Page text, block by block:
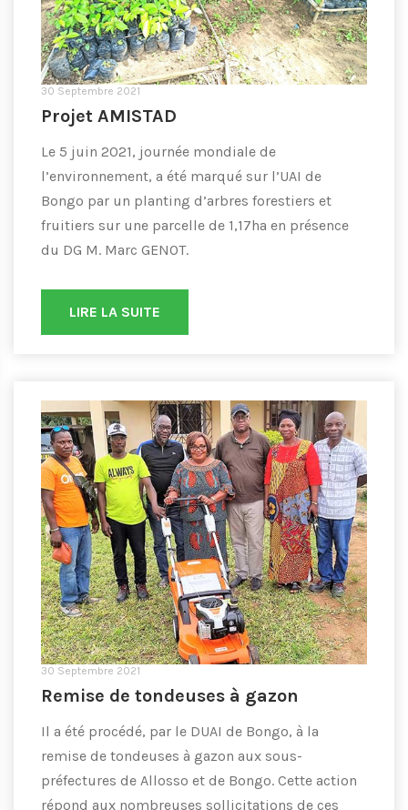
30 Septembre 2021
Projet AMISTAD
Le 5 juin 2021, journée mondiale de
l’environnement, a été marqué sur l’UAI de
Bongo par un planting d’arbres forestiers et
fruitiers sur une parcelle de 1,17ha en présence
du DG M. Marc GENOT.
LIRE LA SUITE
30 Septembre 2021
Remise de tondeuses à gazon
Il a été procédé, par le DUAI de Bongo, à la
remise de tondeuses à gazon aux sous-
préfectures de Allosso et de Bongo. Cette action
répond aux nombreuses sollicitations de ces